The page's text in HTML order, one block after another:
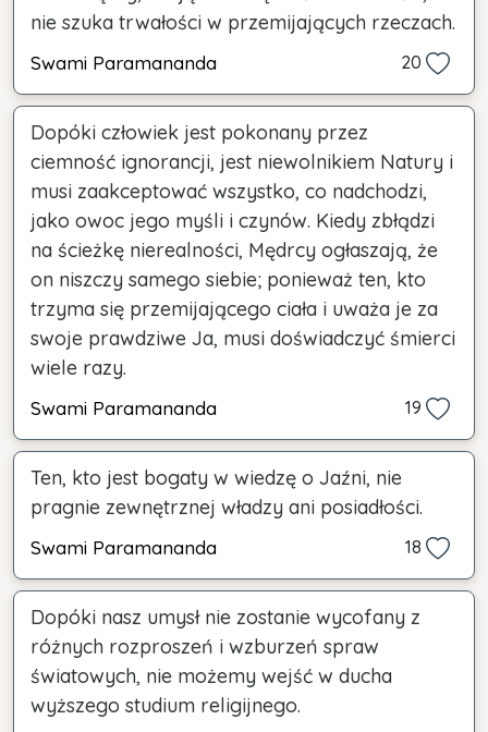
nie szuka trwałości w przemijających rzeczach.
Swami Paramananda 20
Dopóki człowiek jest pokonany przez
ciemność ignorancji, jest niewolnikiem Natury i
musi zaakceptować wszystko, co nadchodzi,
jako owoc jego myśli i czynów. Kiedy zbłądzi
na ścieżkę nierealności, Mędrcy ogłaszają, że
on niszczy samego siebie; ponieważ ten, kto
trzyma się przemijającego ciała i uważa je za
swoje prawdziwe Ja, musi doświadczyć śmierci
wiele razy.
Swami Paramananda 19
Ten, kto jest bogaty w wiedzę o Jaźni, nie
pragnie zewnętrznej władzy ani posiadłości.
Swami Paramananda 18
Dopóki nasz umysł nie zostanie wycofany z
różnych rozproszeń i wzburzeń spraw
światowych, nie możemy wejść w ducha
wyższego studium religijnego.